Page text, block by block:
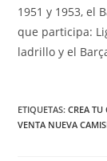
1951 y 1953, el
que participa:
ladrillo y el
ETIQUETAS:CREA TU
VENTA NUEVA